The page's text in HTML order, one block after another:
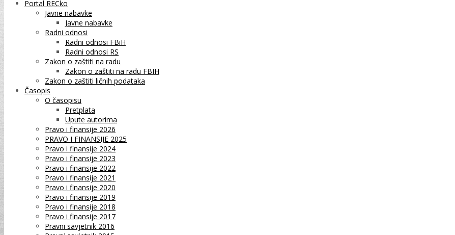
Portal RECko
Javne nabavke
Javne nabavke
Radni odnosi
Radni odnosi FBiH
Radni odnosi RS
Zakon o zaštiti na radu
Zakon o zaštiti na radu FBIH
Zakon o zaštiti ličnih podataka
Časopis
O časopisu
Pretplata
Upute autorima
Pravo i finansije 2026
PRAVO I FINANSIJE 2025
Pravo i finansije 2024
Pravo i finansije 2023
Pravo i finansije 2022
Pravo i finansije 2021
Pravo i finansije 2020
Pravo i finansije 2019
Pravo i finansije 2018
Pravo i finansije 2017
Pravni savjetnik 2016